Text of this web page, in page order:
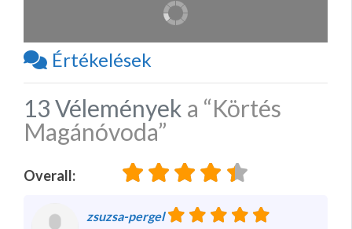
Értékelések
13 Vélemények a “Körtés
Magánóvoda”
Overall:
zsuzsa-pergel